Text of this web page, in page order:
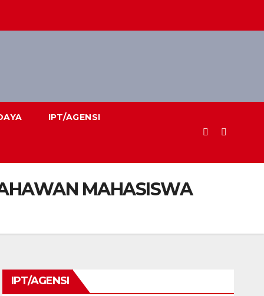
IPT/AGENSI
MAHASISWA
IPT/AGENSI